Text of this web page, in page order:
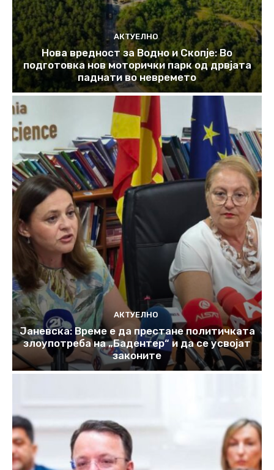
АКТУЕЛНО
Нова вредност за Водно и Скопје: Во
подготовка нов моторички парк од дрвјата
паднати во невремето
АКТУЕЛНО
Јаневска: Време е да престане политичката
злоупотреба на „Бадентер“ и да се усвојат
законите